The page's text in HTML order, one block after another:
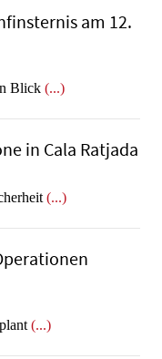
am 12.
Blick (...)
in Cala Ratjada
(...)
(...)